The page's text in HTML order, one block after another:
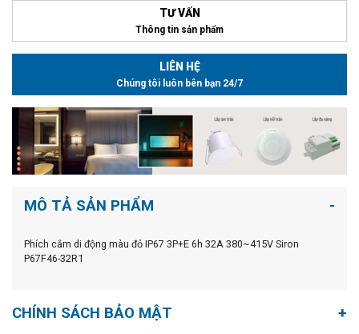
TƯ VẤN
Thông tin sản phẩm
LIÊN HỆ
Chúng tôi luôn bên bạn 24/7
MÔ TẢ SẢN PHẨM
Phích cắm di động màu đỏ IP67 3P+E 6h 32A 380~415V Siron
P67F46-32R1
CHÍNH SÁCH BẢO MẬT